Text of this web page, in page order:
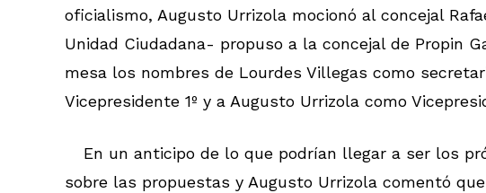
oficialismo, Augusto Urrizola mocionó al concejal
Unidad Ciudadana- propuso a la concejal de Propin
mesa los nombres de Lourdes Villegas como
Vicepresidente 1º y a Augusto Urrizola como
En un anticipo de lo que podrían llegar a ser los
sobre las propuestas y Augusto Urrizola comentó